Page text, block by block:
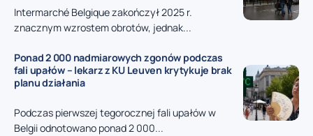
Intermarché Belgique zakończył 2025 r.
znacznym wzrostem obrotów, jednak...
Ponad 2 000 nadmiarowych zgonów podczas
fali upałów – lekarz z KU Leuven krytykuje brak
planu działania
Podczas pierwszej tegorocznej fali upałów w
Belgii odnotowano ponad 2 000...